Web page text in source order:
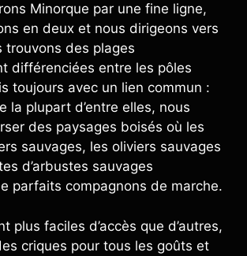
Minorque par une fine ligne,
en deux et nous dirigeons vers
trouvons des plages
différenciées entre les pôles
toujours avec un lien commun :
la plupart d’entre elles, nous
des paysages boisés où les
sauvages, les oliviers sauvages
d’arbustes sauvages
parfaits compagnons de marche.
plus faciles d’accès que d’autres,
criques pour tous les goûts et